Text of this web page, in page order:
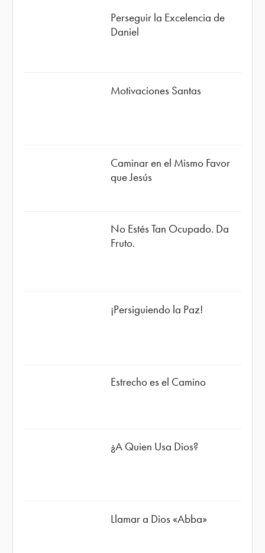
Perseguir la Excelencia de
Daniel
Motivaciones Santas
Caminar en el Mismo Favor
que Jesús
No Estés Tan Ocupado. Da
Fruto.
¡Persiguiendo la Paz!
Estrecho es el Camino
¿A Quien Usa Dios?
Llamar a Dios «Abba»